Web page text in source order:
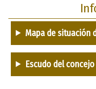
Mapa de situación
Escudo del concejo